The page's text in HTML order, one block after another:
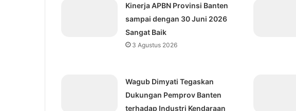
Kinerja APBN Provinsi Banten
sampai dengan 30 Juni 2026
Sangat Baik
3 Agustus 2026
Wagub Dimyati Tegaskan
Dukungan Pemprov Banten
terhadap Industri Kendaraan